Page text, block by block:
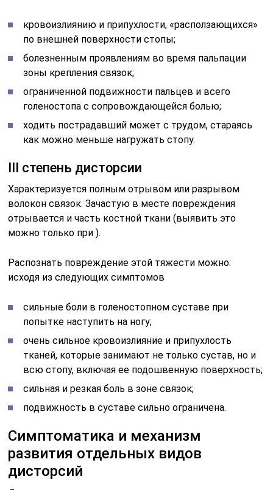
кровоизлиянию и припухлости, «расползающихся»
по внешней поверхности стопы;
болезненным проявлениям во время пальпации
зоны крепления связок;
ограниченной подвижности пальцев и всего
голеностопа с сопровождающейся болью;
ходить пострадавший может с трудом, стараясь
как можно меньше нагружать стопу.
III степень дисторсии
Характеризуется полным отрывом или разрывом
волокон связок. Зачастую в месте повреждения
отрывается и часть костной ткани (выявить это
можно только при ).
Распознать повреждение этой тяжести можно:
исходя из следующих симптомов
сильные боли в голеностопном суставе при
попытке наступить на ногу;
очень сильное кровоизлияние и припухлость
тканей, которые занимают не только сустав, но и
всю стопу, включая ее подошвенную поверхность;
сильная и резкая боль в зоне связок;
подвижность в суставе сильно ограничена.
Симптоматика и механизм
развития отдельных видов
дисторсий